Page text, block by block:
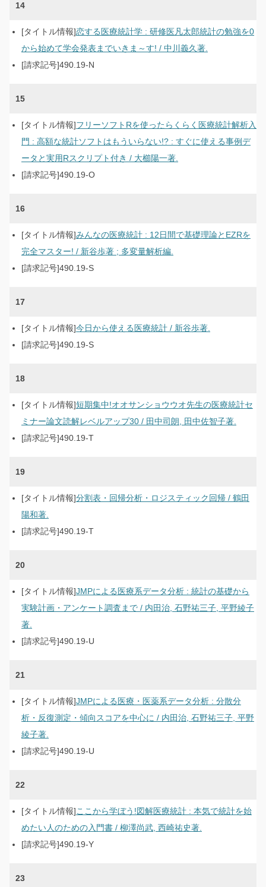
14
恋する医療統計学 : 研修医凡太郎統計の勉強を0
から始めて学会発表までいきま～す! / 中川義久著.
490.19-N
15
フリーソフトRを使ったらくらく医療統計解析入
門 : 高額な統計ソフトはもういらない!? : すぐに使える事例デ
ータと実用Rスクリプト付き / 大櫛陽一著.
490.19-O
16
みんなの医療統計 : 12日間で基礎理論とEZRを
完全マスター! / 新谷歩著 ; 多変量解析編.
490.19-S
17
今日から使える医療統計 / 新谷歩著.
490.19-S
18
短期集中!オオサンショウウオ先生の医療統計セ
ミナー論文読解レベルアップ30 / 田中司朗, 田中佐智子著.
490.19-T
19
分割表・回帰分析・ロジスティック回帰 / 鶴田
陽和著.
490.19-T
20
JMPによる医療系データ分析 : 統計の基礎から
実験計画・アンケート調査まで / 内田治, 石野祐三子, 平野綾子
著.
490.19-U
21
JMPによる医療・医薬系データ分析 : 分散分
析・反復測定・傾向スコアを中心に / 内田治, 石野祐三子, 平野
綾子著.
490.19-U
22
ここから学ぼう!図解医療統計 : 本気で統計を始
めたい人のための入門書 / 柳澤尚武, 西崎祐史著.
490.19-Y
23